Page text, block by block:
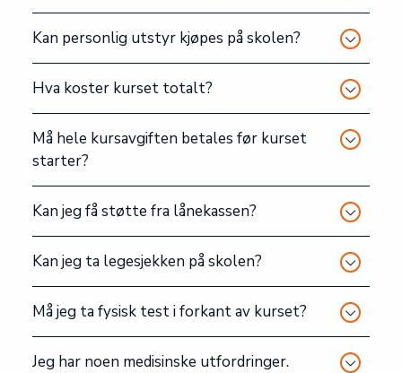
Kan personlig utstyr kjøpes på skolen?
Hva koster kurset totalt?
Må hele kursavgiften betales før kurset
starter?
Kan jeg få støtte fra lånekassen?
Kan jeg ta legesjekken på skolen?
Må jeg ta fysisk test i forkant av kurset?
Jeg har noen medisinske utfordringer.